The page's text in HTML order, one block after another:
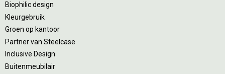
Biophilic design
Kleurgebruik
Groen op kantoor
Partner van Steelcase
Inclusive Design
Buitenmeubilair